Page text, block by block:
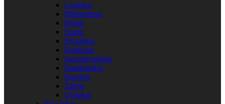
Laglekar
Midsommar
Musik
Namn
Påsklekar
Rastlekar
Samarbetslekar
Snabbalekar
Stafetter
Tagen
Utelekar